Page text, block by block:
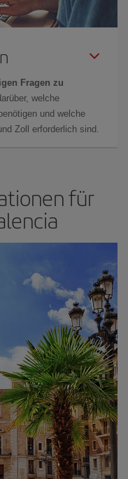
Fragen zu
welche
und welche
Zoll erforderlich sind.
für